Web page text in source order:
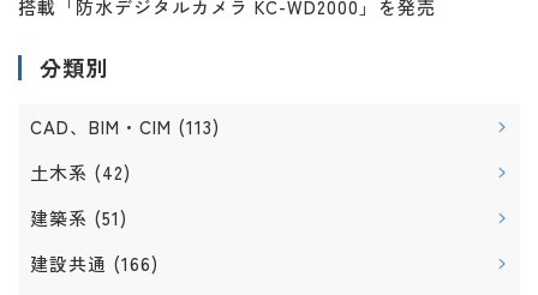
搭載「防水デジタルカメラ KC-WD2000」を発売
分類別
CAD、BIM・CIM (113)
土木系 (42)
建築系 (51)
建設共通 (166)